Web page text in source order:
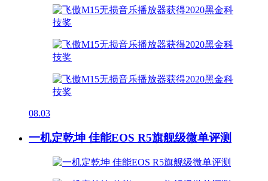
08.03
一机定乾坤 佳能EOS R5旗舰级微单评测